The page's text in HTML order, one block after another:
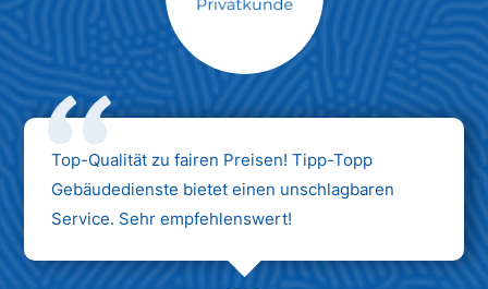
Max Mustermann
Unternehmen AG
Top-Qualität zu fairen Preisen! Tipp-Topp
Gebäudedienste bietet einen unschlagbaren
Service. Sehr empfehlenswert!